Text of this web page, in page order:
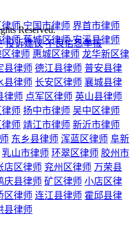
县律师
询
询
询
询
询
询